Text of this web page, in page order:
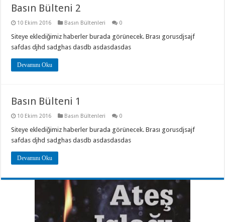
Basın Bülteni 2
10 Ekim 2016 Basın Bültenleri 0
Siteye eklediğimiz haberler burada görünecek. Brası gorusdjsajf
safdas djhd sadghas dasdb asdasdasdas
Devamını Oku
Basın Bülteni 1
10 Ekim 2016 Basın Bültenleri 0
Siteye eklediğimiz haberler burada görünecek. Brası gorusdjsajf
safdas djhd sadghas dasdb asdasdasdas
Devamını Oku